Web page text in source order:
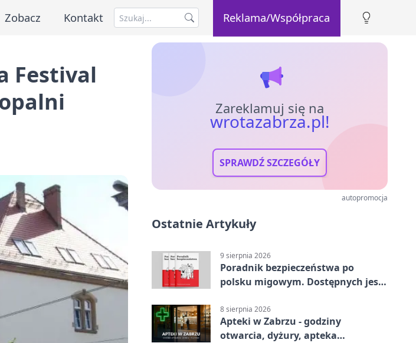
Zobacz Kontakt Reklama/Współpraca
Festival
Zareklamuj się na
wrotazabrza.pl!
SPRAWDŹ SZCZEGÓŁY
autopromocja
Ostatnie Artykuły
9 sierpnia 2026
Poradnik bezpieczeństwa po
polsku migowym. Dostępnych jest
8 sierpnia 2026
Apteki w Zabrzu - godziny
otwarcia, dyżury, apteka